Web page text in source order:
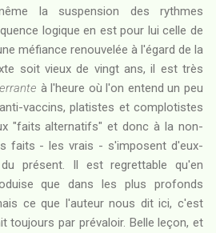
la suspension des rythmes
logique en est pour lui celle de
méfiance renouvelée à l'égard de la
soit vieux de vingt ans, il est très
à l'heure où l'on entend un peu
vaccins, platistes et complotistes
"faits alternatifs" et donc à la non-
faits - les vrais - s'imposent d'eux-
présent. Il est regrettable qu'en
que dans les plus profonds
ce que l'auteur nous dit ici, c'est
toujours par prévaloir. Belle leçon, et